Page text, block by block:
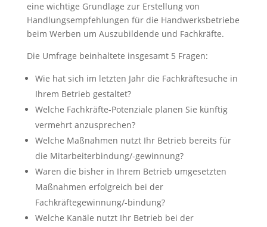
eine wichtige Grundlage zur Erstellung von
Handlungsempfehlungen für die Handwerksbetriebe
beim Werben um Auszubildende und Fachkräfte.
Die Umfrage beinhaltete insgesamt 5 Fragen:
Wie hat sich im letzten Jahr die Fachkräftesuche in
Ihrem Betrieb gestaltet?
Welche Fachkräfte-Potenziale planen Sie künftig
vermehrt anzusprechen?
Welche Maßnahmen nutzt Ihr Betrieb bereits für
die Mitarbeiterbindung/-gewinnung?
Waren die bisher in Ihrem Betrieb umgesetzten
Maßnahmen erfolgreich bei der
Fachkräftegewinnung/-bindung?
Welche Kanäle nutzt Ihr Betrieb bei der